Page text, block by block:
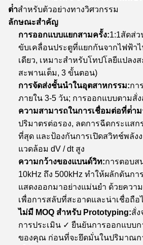
ต่ําสําหรับตัวอย่างทางวิศวกรรม
ลักษณะสําคัญ
การออกแบบแยกสามครั้ง:1:1สัดส่
ขับเคลื่อนประตูที่แยกกันจากไฟฟ้า
เดียว, เหมาะสําหรับโทปโลยีแปลง
สะพานเต็ม, 3 ขั้นตอน)
การจัดส่งชั้นนําในอุตสาหกรรม:กา
ภายใน 3-5 วัน; การออกแบบตามสั่
ความสามารถในการเชื่อมต่อที่ต่ํา
ปริมาตรต่อรอง, ลดการฉีดกระแส
ที่สุด และป้องกันการเปิดสวิทช์พลัง
แวดล้อม dV / dt สูง
ความกว้างของแบนด์วิท:การตอบส
10kHz ถึง 500kHz ทําให้ผลักดันก
แสดงออกมาอย่างแม่นยํา ด้วยควา
เพื่อการสลับที่สะอาดและน่าเชื่อถือ
ไม่มี MOQ สําหรับ Prototyping:สั่ง
การประเมิน ✓ ยืนยันการออกแบบ
ของคุณ ก่อนที่จะยึดมั่นในปริมาณก